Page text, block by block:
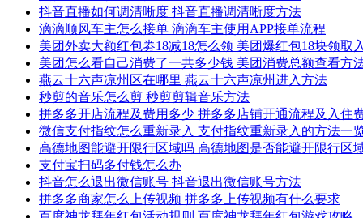
抖音直播如何调清晰度 抖音直播调清晰度方法
滴滴顺风车主怎么接单 滴滴车主使用APP接单流程
美团外卖大额红包劵18减18怎么领 美团爆红包18块领取
美团怎么看自己消费了一共多少钱 美团消费总额查看方
燕云十六声凉州区在哪里 燕云十六声凉州进入方法
秒剪的音乐怎么剪 秒剪剪辑音乐方法
拼多多开店流程及费用多少 拼多多店铺开通流程及入住
微信支付指纹怎么重新录入 支付指纹重新录入的方法一
高德地图能避开限行区域吗 高德地图是否能避开限行区
支付宝扫码多付钱怎么办
抖音怎么退出微信账号 抖音退出微信账号方法
拼多多商家怎么上传视频 拼多多上传视频有什么要求